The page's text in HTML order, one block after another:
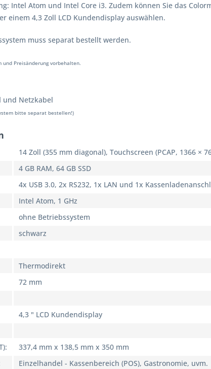
Intel Atom und Intel Core i3. Zudem können Sie das
einem 4,3 Zoll LCD Kundendisplay auswählen.
muss separat bestellt werden.
und Preisänderung vorbehalten.
und Netzkabel
bitte separat bestellen!)
14 Zoll (355 mm diagonal), Touchscreen (PCAP, 1366 ×
4 GB RAM, 64 GB SSD
4x USB 3.0, 2x RS232, 1x LAN und 1x
Intel Atom, 1 GHz
ohne Betriebssystem
schwarz
Thermodirekt
72 mm
4,3 " LCD Kundendisplay
337,4 mm x 138,5 mm x 350 mm
Einzelhandel - Kassenbereich (POS), Gastronomie, uvm.